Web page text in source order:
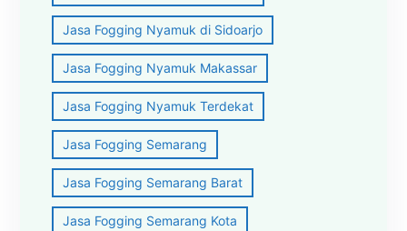
Jasa Fogging Nyamuk di Sidoarjo
Jasa Fogging Nyamuk Makassar
Jasa Fogging Nyamuk Terdekat
Jasa Fogging Semarang
Jasa Fogging Semarang Barat
Jasa Fogging Semarang Kota